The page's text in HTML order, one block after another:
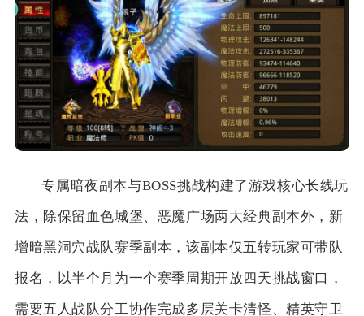
专属暗夜副本与BOSS挑战构建了游戏核心长线玩
法，除保留血色城堡、恶魔广场两大经典副本外，新
增暗黑洞穴战队赛季副本，该副本仅五转玩家可带队
报名，以半个月为一个赛季周期开放四天挑战窗口，
需要五人战队分工协作完成多层关卡清怪、精英守卫